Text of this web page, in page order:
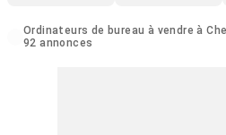
Ordinateurs de bureau à vendre à Chefchaouen :
92 annonces